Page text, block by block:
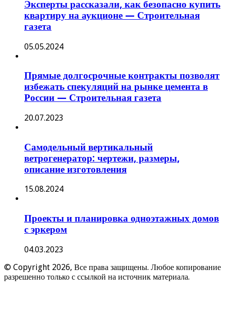
Эксперты рассказали, как безопасно купить
квартиру на аукционе — Строительная
газета
05.05.2024
Прямые долгосрочные контракты позволят
избежать спекуляций на рынке цемента в
России — Строительная газета
20.07.2023
Самодельный вертикальный
ветрогенератор: чертежи, размеры,
описание изготовления
15.08.2024
Проекты и планировка одноэтажных домов
с эркером
04.03.2023
© Copyright 2026, Все права защищены. Любое копирование
разрешенно только с ссылкой на источник материала.